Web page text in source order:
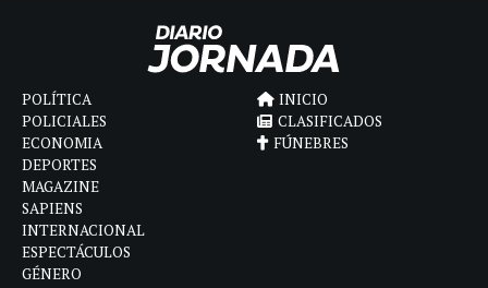
POLÍTICA
POLICIALES
ECONOMIA
DEPORTES
MAGAZINE
SAPIENS
INTERNACIONAL
ESPECTÁCULOS
GÉNERO
INICIO
CLASIFICADOS
FÚNEBRES